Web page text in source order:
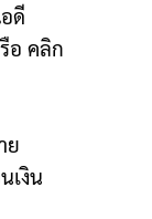
ดี
อ คลิก
ย
เงิน